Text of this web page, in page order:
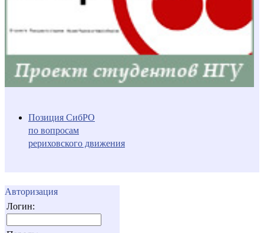
Позиция СибРО
по вопросам
рериховского движения
Авторизация
Логин: